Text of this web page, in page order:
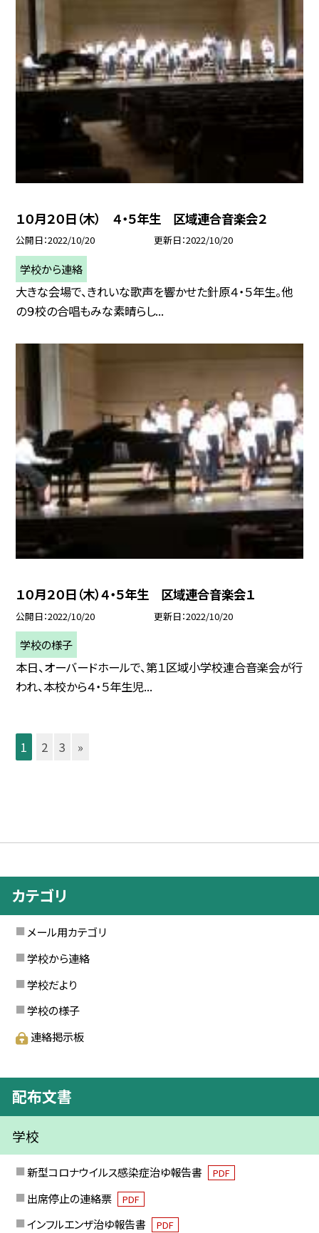
１０月２０日（木） ４・５年生 区域連合音楽会２
公開日 2022/10/20 更新日 2022/10/20
学校から連絡
大きな会場で、きれいな歌声を響かせた針原４・５年生。他
の９校の合唱もみな素晴らし...
１０月２０日（木）４・５年生 区域連合音楽会１
公開日 2022/10/20 更新日 2022/10/20
学校の様子
本日、オーバードホールで、第１区域小学校連合音楽会が行
われ、本校から４・５年生児...
1 2 3 »
カテゴリ
メール用カテゴリ
学校から連絡
学校だより
学校の様子
連絡掲示板
配布文書
学校
新型コロナウイルス感染症治ゆ報告書 PDF
出席停止の連絡票 PDF
インフルエンザ治ゆ報告書 PDF